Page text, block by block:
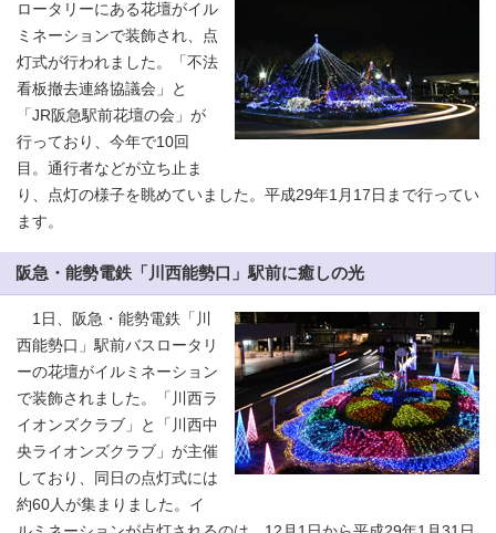
ロータリーにある花壇がイル
ミネーションで装飾され、点
灯式が行われました。「不法
看板撤去連絡協議会」と
「JR阪急駅前花壇の会」が
行っており、今年で10回
目。通行者などが立ち止ま
り、点灯の様子を眺めていました。平成29年1月17日まで行ってい
ます。
阪急・能勢電鉄「川西能勢口」駅前に癒しの光
1日、阪急・能勢電鉄「川
西能勢口」駅前バスロータリ
ーの花壇がイルミネーション
で装飾されました。「川西ラ
イオンズクラブ」と「川西中
央ライオンズクラブ」が主催
しており、同日の点灯式には
約60人が集まりました。イ